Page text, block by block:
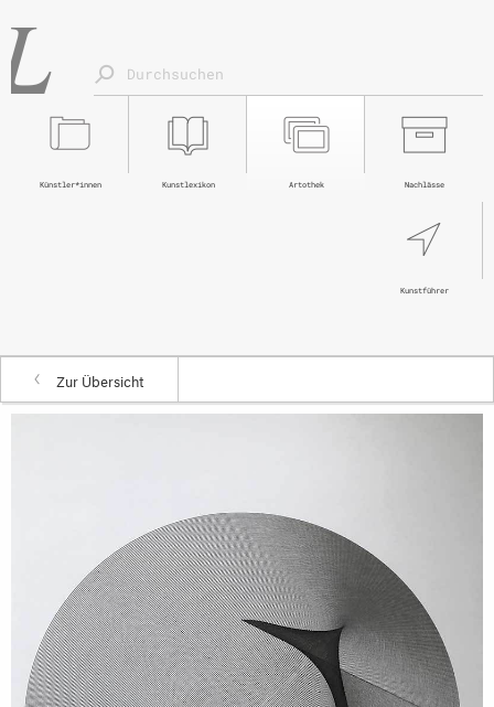
Nachlässe
Artothek
Kunstlexikon
Künstler*innen
Kunstführer
Zur Übersicht